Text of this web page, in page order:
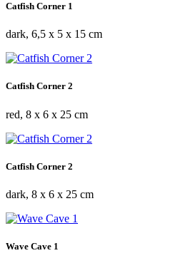
Catfish Corner 1
dark, 6,5 x 5 x 15 cm
Catfish Corner 2
red, 8 x 6 x 25 cm
Catfish Corner 2
dark, 8 x 6 x 25 cm
Wave Cave 1